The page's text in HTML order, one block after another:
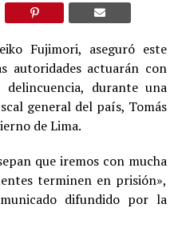
Fujimori, aseguró este
autoridades actuarán con
durante una
general del país, Tomás
de Lima.
que iremos con mucha
terminen en prisión»,
difundido por la